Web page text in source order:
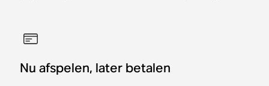
Nu afspelen, later betalen